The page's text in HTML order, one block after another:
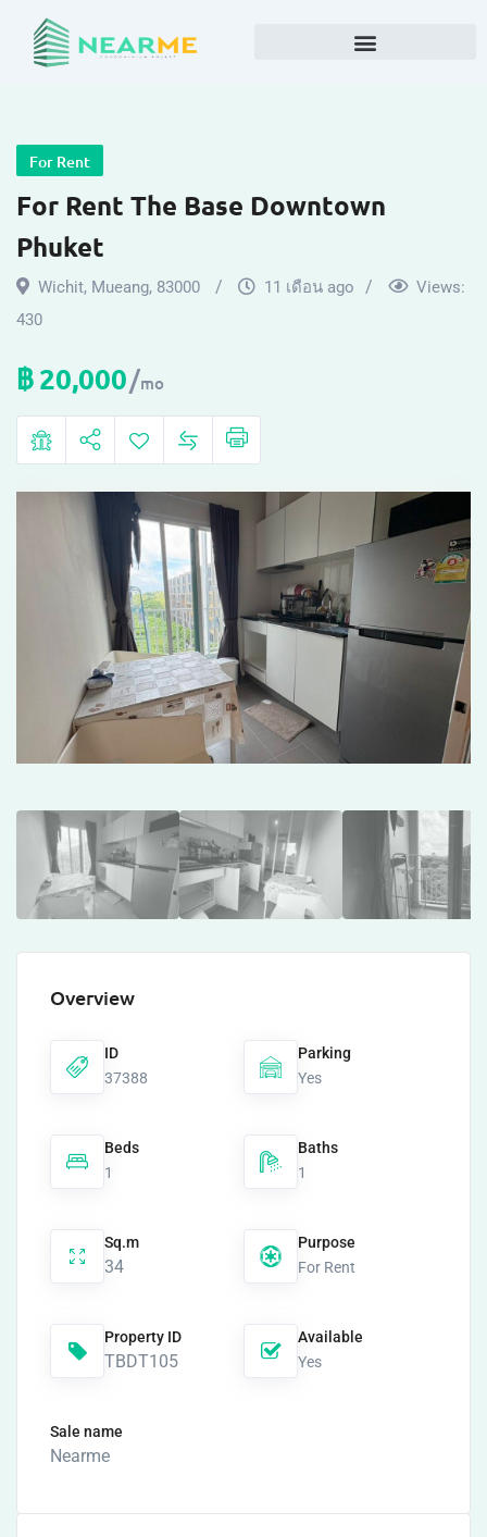
For Rent
For Rent The Base Downtown
Phuket
Wichit, Mueang, 83000 11 เดือน ago
Views:
430
฿20,000 mo
Overview
ID
37388
Parking
Yes
Beds
1
Baths
1
Sq.m
34
Purpose
For Rent
Property ID
TBDT105
Available
Yes
Sale name
Nearme